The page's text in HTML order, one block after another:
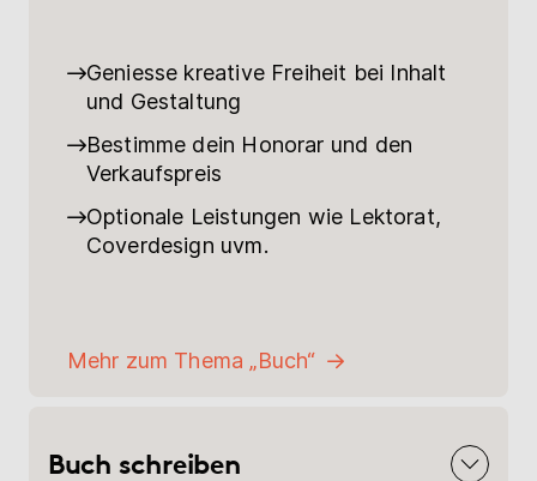
Geniesse kreative Freiheit bei Inhalt
und Gestaltung
Bestimme dein Honorar und den
Verkaufspreis
Optionale Leistungen wie Lektorat,
Coverdesign uvm.
Mehr zum Thema „Buch“
Buch schreiben